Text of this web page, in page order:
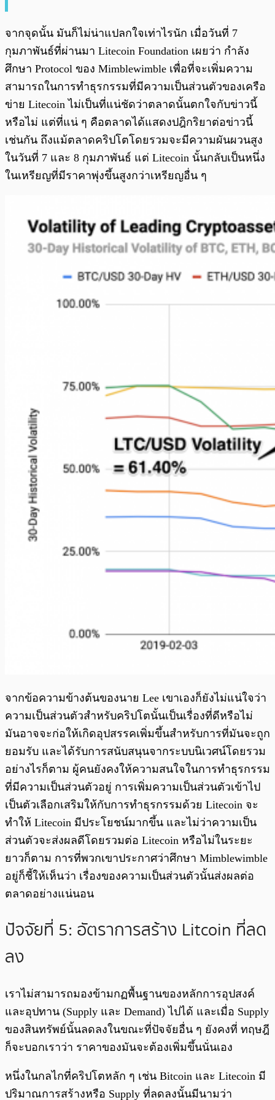
จากจุดนั้น มันก็ไม่น่าแปลกใจเท่าไรนัก เมื่อวันที่ 7
กุมภาพันธ์ที่ผ่านมา Litecoin Foundation เผยว่า กำลัง
ศึกษา Protocol ของ Mimblewimble เพื่อที่จะเพิ่มความ
สามารถในการทำธุรกรรมที่มีความเป็นส่วนตัวของเครือ
ข่าย Litecoin ไม่เป็นที่แน่ชัดว่าตลาดนั้นตกใจกับข่าวนี้
หรือไม่ แต่ที่แน่ ๆ คือตลาดได้แสดงปฎิกริยาต่อข่าวนี้
เช่นกัน ถึงแม้ตลาดคริปโตโดยรวมจะมีความผันผวนสูง
ในวันที่ 7 และ 8 กุมภาพันธ์ แต่ Litecoin นั้นกลับเป็นหนึ่ง
ในเหรียญที่มีราคาพุ่งขึ้นสูงกว่าเหรียญอื่น ๆ
จากข้อความข้างต้นของนาย Lee เขาเองก็ยังไม่แน่ใจว่า
ความเป็นส่วนตัวสำหรับคริปโตนั้นเป็นเรื่องที่ดีหรือไม่
มันอาจจะก่อให้เกิดอุปสรรคเพิ่มขึ้นสำหรับการที่มันจะถูก
ยอมรับ และได้รับการสนับสนุนจากระบบนิเวศน์โดยรวม
อย่างไรก็ตาม ผู้คนยังคงให้ความสนใจในการทำธุรกรรม
ที่มีความเป็นส่วนตัวอยู่ การเพิ่มความเป็นส่วนตัวเข้าไป
เป็นตัวเลือกเสริมให้กับการทำธุรกรรมด้วย Litecoin จะ
ทำให้ Litecoin มีประโยชน์มากขึ้น และไม่ว่าความเป็น
ส่วนตัวจะส่งผลดีโดยรวมต่อ Litecoin หรือไม่ในระยะ
ยาวก็ตาม การที่พวกเขาประกาศว่าศึกษา Mimblewimble
อยู่ก็ชี้ให้เห็นว่า เรื่องของความเป็นส่วนตัวนั้นส่งผลต่อ
ตลาดอย่างแน่นอน
ปัจจัยที่ 5: อัตราการสร้าง Litcoin ที่ลด
ลง
เราไม่สามารถมองข้ามกฏพื้นฐานของหลักการอุปสงค์
และอุปทาน (Supply และ Demand) ไปได้ และเมื่อ Supply
ของสินทรัพย์นั้นลดลงในขณะที่ปัจจัยอื่น ๆ ยังคงที่ ทฤษฎี
ก็จะบอกเราว่า ราคาของมันจะต้องเพิ่มขึ้นนั่นเอง
หนึ่งในกลไกที่คริปโตหลัก ๆ เช่น Bitcoin และ Litecoin มี
ปริมาณการสร้างหรือ Supply ที่ลดลงนั้นมีนามว่า